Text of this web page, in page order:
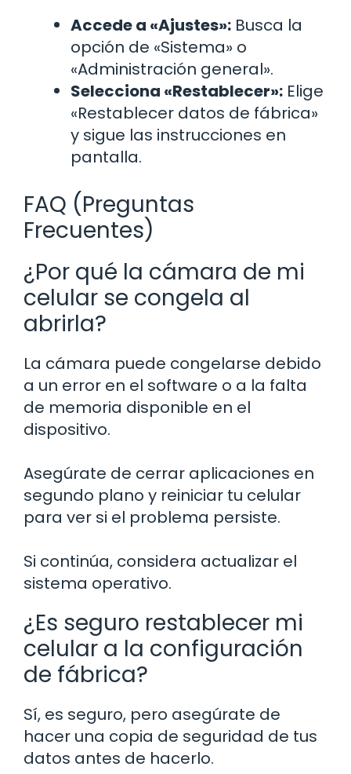
Accede a «Ajustes»: Busca la
opción de «Sistema» o
«Administración general».
Selecciona «Restablecer»: Elige
«Restablecer datos de fábrica»
y sigue las instrucciones en
pantalla.
FAQ (Preguntas
Frecuentes)
¿Por qué la cámara de mi
celular se congela al
abrirla?
La cámara puede congelarse debido
a un error en el software o a la falta
de memoria disponible en el
dispositivo.
Asegúrate de cerrar aplicaciones en
segundo plano y reiniciar tu celular
para ver si el problema persiste.
Si continúa, considera actualizar el
sistema operativo.
¿Es seguro restablecer mi
celular a la configuración
de fábrica?
Sí, es seguro, pero asegúrate de
hacer una copia de seguridad de tus
datos antes de hacerlo.